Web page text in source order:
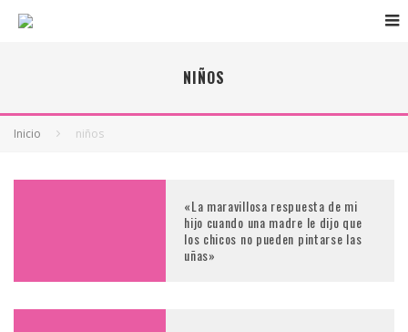
NIÑOS
Inicio niños
«La maravillosa respuesta de mi
hijo cuando una madre le dijo que
los chicos no pueden pintarse las
uñas»